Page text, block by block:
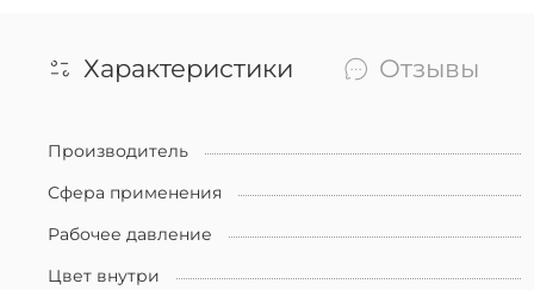
Характеристики Отзывы
Производитель
Сфера применения
Рабочее давление
Цвет внутри